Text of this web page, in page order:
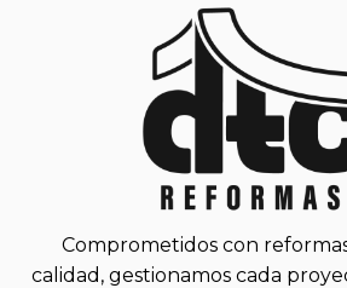
Comprometidos con
calidad, gestionamos cada